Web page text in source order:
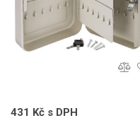
431 Kč s DPH